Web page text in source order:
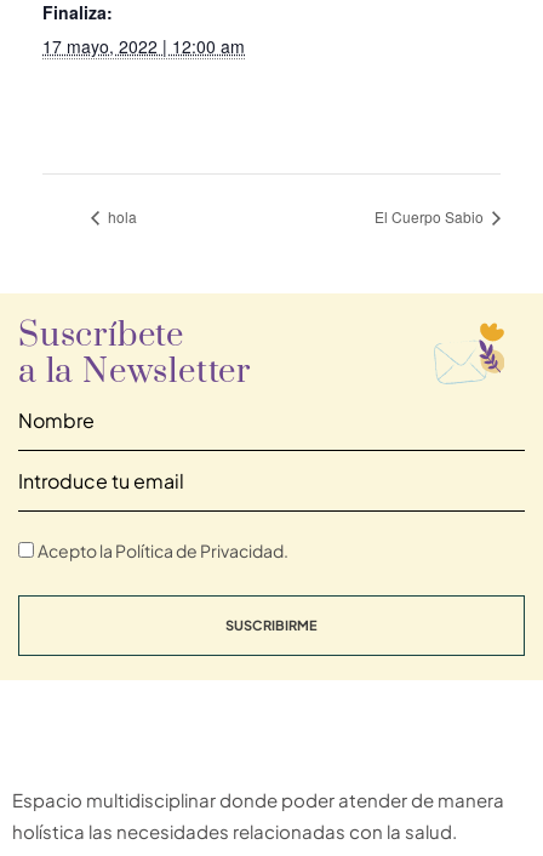
Finaliza:
17 mayo, 2022 | 12:00 am
hola El Cuerpo Sabio
Suscríbete
a la Newsletter
Acepto la Política de Privacidad.
SUSCRIBIRME
Espacio multidisciplinar donde poder atender de manera
holística las necesidades relacionadas con la salud.